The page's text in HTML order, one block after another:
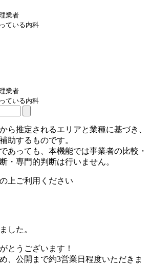
業者
ている内科
業者
ている内科
ら推定されるエリアと業種に基づき、
助するものです。
あっても、本機能では事業者の比較・
・専門的判断は行いません。
上ご利用ください
した。
とうございます！
、公開まで約3営業日程度いただきま